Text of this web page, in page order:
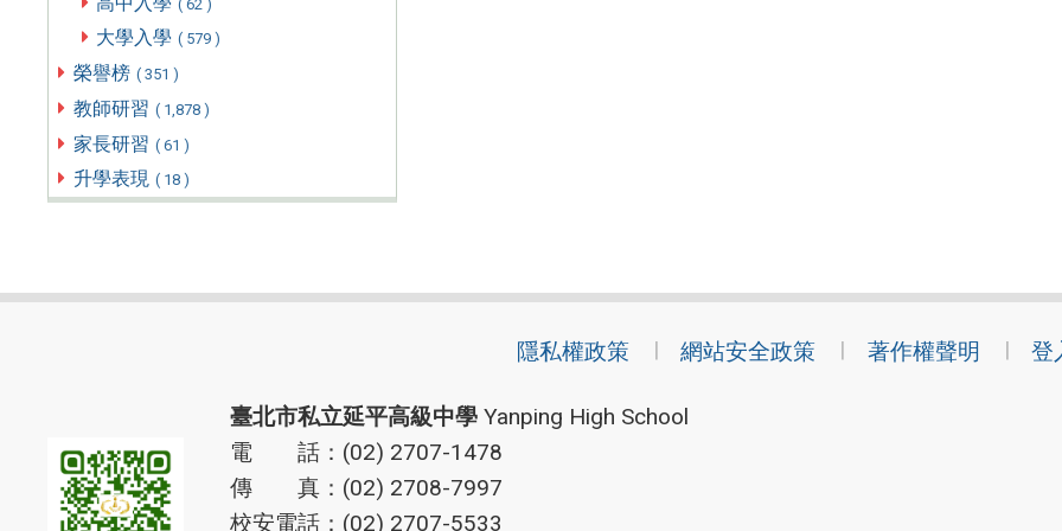
( 62 )
大學入學 ( 579 )
榮譽榜 ( 351 )
教師研習 ( 1,878 )
家長研習 ( 61 )
升學表現 ( 18 )
隱私權政策 網站安全政策 著作權聲明 登
臺北市私立延平高級中學Yanping High School
電 話：(02) 2707-1478
傳 真：(02) 2708-7997
校安電話：(02) 2707-5533